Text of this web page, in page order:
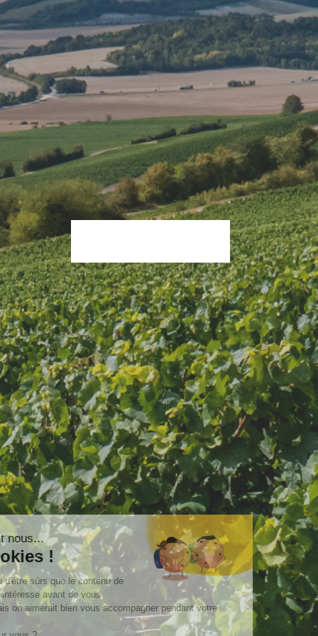
Salut c'est nous...
les Cookies !
On a attendu d'être sûrs que le contenu de
ce site vous intéresse avant de vous
déranger, mais on aimerait bien vous accompagner pendant votre